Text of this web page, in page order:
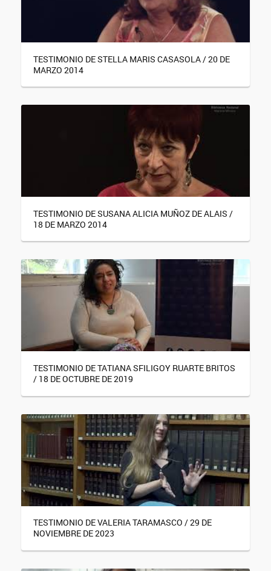
TESTIMONIO DE STELLA MARIS CASASOLA / 20 DE
MARZO 2014
TESTIMONIO DE SUSANA ALICIA MUÑOZ DE ALAIS /
18 DE MARZO 2014
TESTIMONIO DE TATIANA SFILIGOY RUARTE BRITOS
/ 18 DE OCTUBRE DE 2019
TESTIMONIO DE VALERIA TARAMASCO / 29 DE
NOVIEMBRE DE 2023